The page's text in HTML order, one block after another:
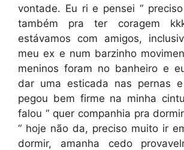
vontade. Eu ri e pensei “
também pra ter coragem
estávamos com amigos,
meu ex e num barzinho
meninos foram no banheiro e
dar uma esticada nas pernas
pegou bem firme na minha
falou “ quer companhia pra
“ hoje não da, preciso muito ir
dormir, amanha cedo